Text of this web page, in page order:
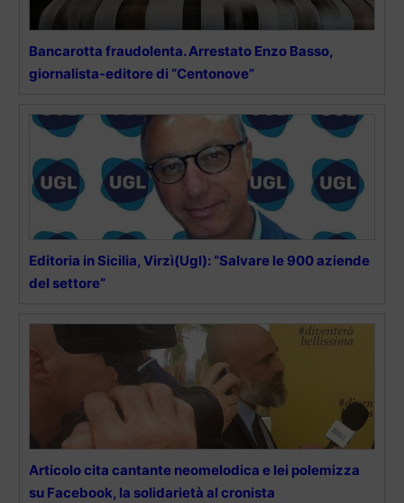
Bancarotta fraudolenta. Arrestato Enzo Basso,
giornalista-editore di “Centonove”
Editoria in Sicilia, Virzì(Ugl): “Salvare le 900 aziende
del settore”
Articolo cita cantante neomelodica e lei polemizza
su Facebook, la solidarietà al cronista